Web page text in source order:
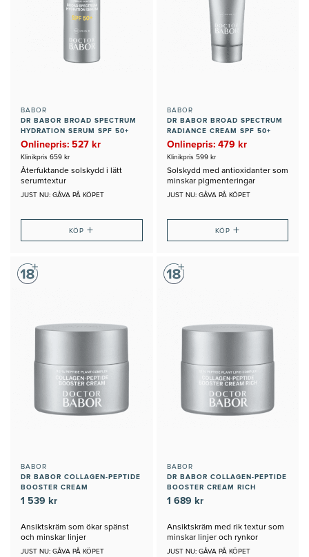
BABOR
DR BABOR BROAD SPECTRUM
HYDRATION SERUM SPF 50+
Onlinepris: 527 kr
Klinikpris 659 kr
Återfuktande solskydd i lätt
serumtextur
JUST NU: GÅVA PÅ KÖPET
KÖP+
BABOR
DR BABOR BROAD SPECTRUM
RADIANCE CREAM SPF 50+
Onlinepris: 479 kr
Klinikpris 599 kr
Solskydd med antioxidanter som
minskar pigmenteringar
JUST NU: GÅVA PÅ KÖPET
KÖP +
BABOR
DR BABOR COLLAGEN-PEPTIDE
BOOSTER CREAM
1 539 kr
Ansiktskräm som ökar spänst
och minskar linjer
JUST NU: GÅVA PÅ KÖPET
BABOR
DR BABOR COLLAGEN-PEPTIDE
BOOSTER CREAM RICH
1 689 kr
Ansiktskräm med rik textur som
minskar linjer och rynkor
JUST NU: GÅVA PÅ KÖPET